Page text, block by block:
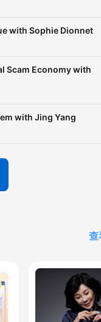
with Sophie Dionnet
Scam Economy with
with Jing Yang
查